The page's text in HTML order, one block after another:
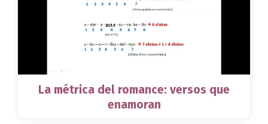
La métrica del romance: versos que
enamoran